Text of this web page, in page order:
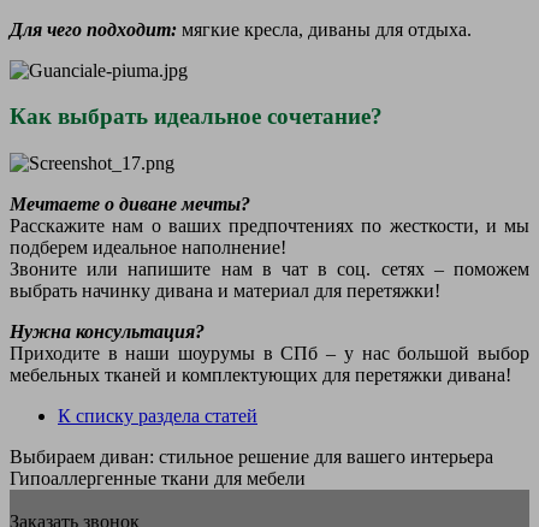
Для чего подходит: мягкие кресла, диваны для отдыха.
Как выбрать идеальное сочетание?
Мечтаете о диване мечты?
Расскажите нам о ваших предпочтениях по жесткости, и мы
подберем идеальное наполнение!
Звоните или напишите нам в чат в соц. сетях – поможем
выбрать начинку дивана и материал для перетяжки!
Нужна консультация?
Приходите в наши шоурумы в СПб – у нас большой выбор
мебельных тканей и комплектующих для перетяжки дивана!
К списку раздела статей
Выбираем диван: стильное решение для вашего интерьера
Гипоаллергенные ткани для мебели
Заказать звонок